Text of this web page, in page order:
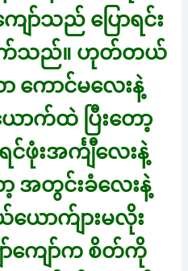
ော်သည် ပြောရင်း
က်သည်။ ဟုတ်တယ်
ကောင်မလေးနဲ့
ောက်ထဲ ပြီးတော့
ဖုံးအင်္ကျီလေးနဲ့
အတွင်းခံလေးနဲ့
ောက်ျားမလိုး
ာ်ကျော်က စိတ်ကို